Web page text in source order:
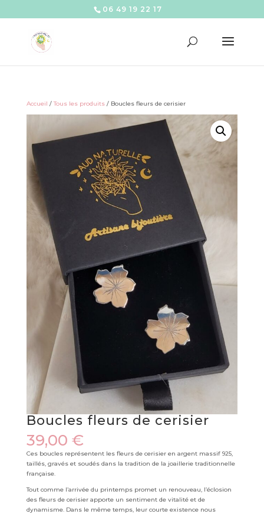
06 49 19 22 17
Accueil /Tous les produits/ Boucles fleurs de cerisier
Boucles fleurs de cerisier
39,00 €
Ces boucles représentent les fleurs de cerisier en argent massif 925,
taillés, gravés et soudés dans la tradition de la joaillerie traditionnelle
française.
Tout comme l’arrivée du printemps promet un renouveau, l’éclosion
des fleurs de cerisier apporte un sentiment de vitalité et de
dynamisme. Dans le même temps, leur courte existence nous